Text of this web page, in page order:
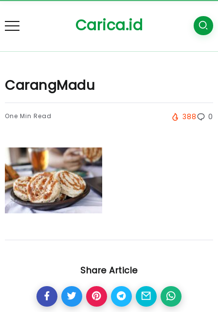
Carica.id
CarangMadu
One Min Read 388 0
Share Article